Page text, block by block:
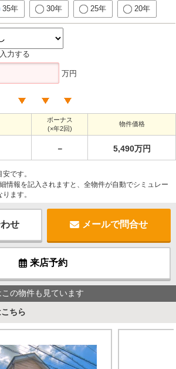
35年 30年 25年 20年
力する
万円
ボーナス
(×年2回)
物件価格
－ 5,490万円
です。
情報を記入されますと、全物件が自動でシミュレー
ます。
せ メールで問合せ
来店予約
の物件も見ています
ちら